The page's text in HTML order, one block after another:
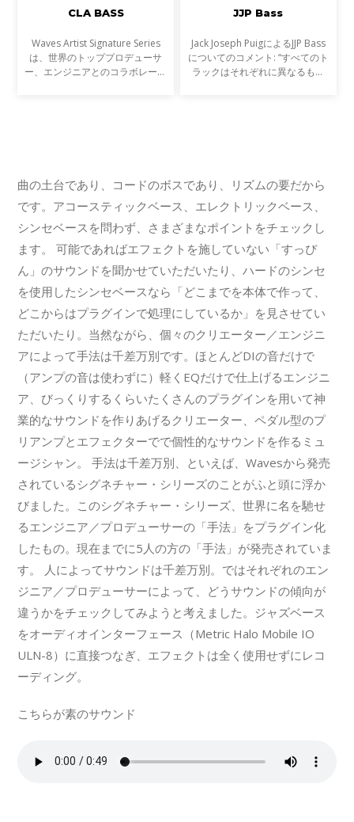
CLA BASS
Waves Artist Signature Series
は、世界のトッププロデューサ
ー、エンジニアとのコラボレーシ
JJP Bass
Jack Joseph PuigによるJJP Bass
についてのコメント: “すべてのト
ラックはそれぞれに異なるもの
曲の土台であり、コードのボスであり、リズムの要だから
です。アコースティックベース、エレクトリックベース、
シンセベースを問わず、さまざまなポイントをチェックし
ます。 可能であればエフェクトを施していない「すっぴ
ん」のサウンドを聞かせていただいたり、ハードのシンセ
を使用したシンセベースなら「どこまでを本体で作って、
どこからはプラグインで処理にしているか」を見させてい
ただいたり。当然ながら、個々のクリエーター／エンジニ
アによって手法は千差万別です。ほとんどDIの音だけで
（アンプの音は使わずに）軽くEQだけで仕上げるエンジニ
ア、びっくりするくらいたくさんのプラグインを用いて神
業的なサウンドを作りあげるクリエーター、ペダル型のプ
リアンプとエフェクターでで個性的なサウンドを作るミュ
ージシャン。 手法は千差万別、といえば、Wavesから発売
されているシグネチャー・シリーズのことがふと頭に浮か
びました。このシグネチャー・シリーズ、世界に名を馳せ
るエンジニア／プロデューサーの「手法」をプラグイン化
したもの。現在までに5人の方の「手法」が発売されていま
す。 人によってサウンドは千差万別。ではそれぞれのエン
ジニア／プロデューサーによって、どうサウンドの傾向が
違うかをチェックしてみようと考えました。ジャズベース
をオーディオインターフェース（Metric Halo Mobile IO
ULN-8）に直接つなぎ、エフェクトは全く使用せずにレコ
ーディング。
こちらが素のサウンド